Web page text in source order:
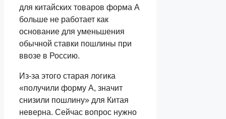
для китайских товаров форма А
больше не работает как
основание для уменьшения
обычной ставки пошлины при
ввозе в Россию.
Из-за этого старая логика
«получили форму А, значит
снизили пошлину» для Китая
неверна. Сейчас вопрос нужно